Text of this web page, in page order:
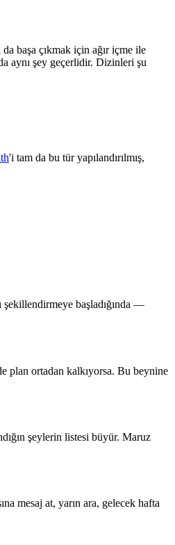
başa çıkmak için ağır içme ile
aynı şey geçerlidir. Dizinleri şu
'i tam da bu tür yapılandırılmış,
şekillendirmeye başladığında —
plan ortadan kalkıyorsa. Bu beynine
şeylerin listesi büyür. Maruz
mesaj at, yarın ara, gelecek hafta